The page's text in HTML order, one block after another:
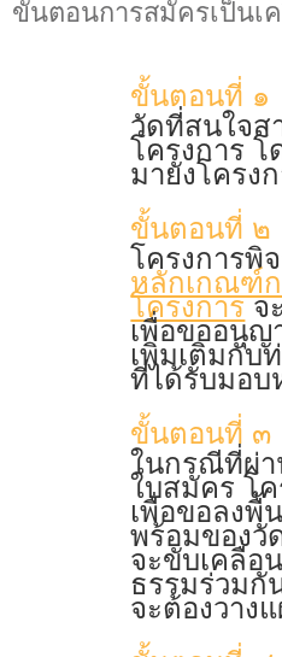
ขั้นตอนการสมัครเป็นเ
ขั้นตอนที่ ๑
วัดที่สนใจส
โครงการ โ
มายังโครง
ขั้นตอนที่ ๒
โครงการพิ
หลักเกณฑ์
โครงการจ
เพื่อขออนุญ
เพิ่มเติมกับ
ที่ได้รับมอบ
ขั้นตอนที่ ๓
ในกรณีที่ผ่า
ใบสมัคร โ
เพื่อขอลงพื้
พร้อมของวั
จะขับเคลื่อ
ธรรมร่วมกั
จะต้องวาง